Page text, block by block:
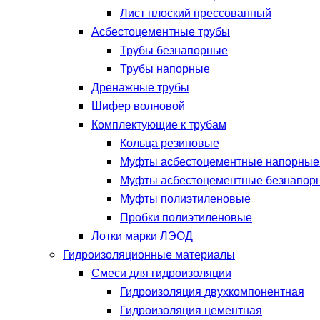
Лист плоский прессованный
Асбестоцементные трубы
Трубы безнапорные
Трубы напорные
Дренажные трубы
Шифер волновой
Комплектующие к трубам
Кольца резиновые
Муфты асбестоцементные
Муфты асбестоцементные
Муфты полиэтиленовые
Пробки полиэтиленовые
Лотки марки ЛЭОД
Гидроизоляционные материалы
Смеси для гидроизоляции
Гидроизоляция двухкомпонентная
Гидроизоляция цементная